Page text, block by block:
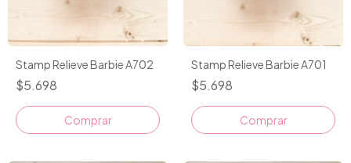
Stamp Relieve Barbie A702
$5.698
Stamp Relieve Barbie A701
$5.698